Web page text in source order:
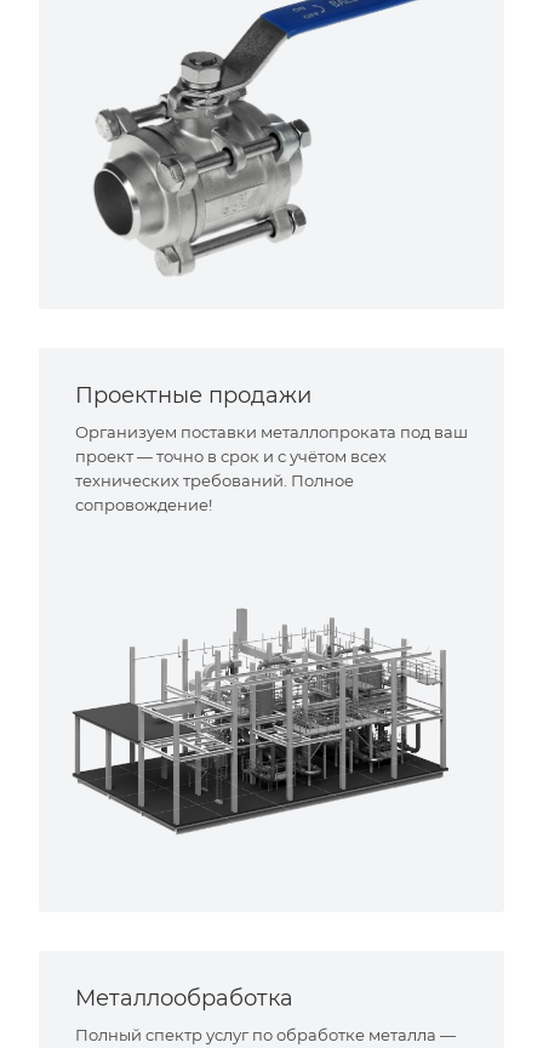
Проектные продажи
Организуем поставки металлопроката под ваш
проект — точно в срок и с учётом всех
технических требований. Полное
сопровождение!
Металлообработка
Полный спектр услуг по обработке металла —